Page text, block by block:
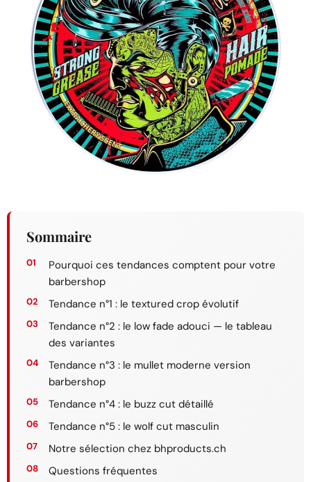
Sommaire
Pourquoi ces tendances comptent pour votre
barbershop
Tendance n°1 : le textured crop évolutif
Tendance n°2 : le low fade adouci — le tableau
des variantes
Tendance n°3 : le mullet moderne version
barbershop
Tendance n°4 : le buzz cut détaillé
Tendance n°5 : le wolf cut masculin
Notre sélection chez bhproducts.ch
Questions fréquentes